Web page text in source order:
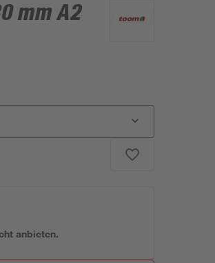
mm A2
anbieten.